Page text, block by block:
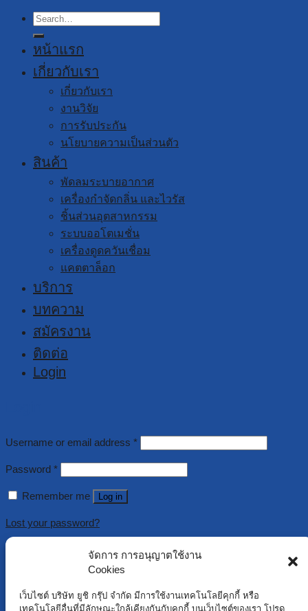
จัดการ การอนุญาตใช้งาน
Cookies
เว็บไซต์ บริษัท ยูชิ กรุ๊ป จำกัด มีการใช้งานเทคโนโลยีคุกกี้ หรือ
เทคโนโลยีอื่นที่มีลักษณะใกล้เคียงกันกับคุกกี้ บนเว็บไซต์ของเรา โปรด
Search
for:
หน้าแรก
เกี่ยวกับเรา
เกี่ยวกับเรา
งานวิจัย
การรับประกัน
นโยบายความเป็นส่วนตัว
สินค้า
พัดลมระบายอากาศ
เครื่องกำจัดกลิ่น และไวรัส
ชิ้นส่วนอุตสาหกรรม
ระบบออโตเมชั่น
เครื่องดูดควันเชื่อม
แคตตาล็อก
บริการ
บทความ
สมัครงาน
ติดต่อ
Login
Username or email address *
Password *
Remember me Log in
Lost your password?
Username*